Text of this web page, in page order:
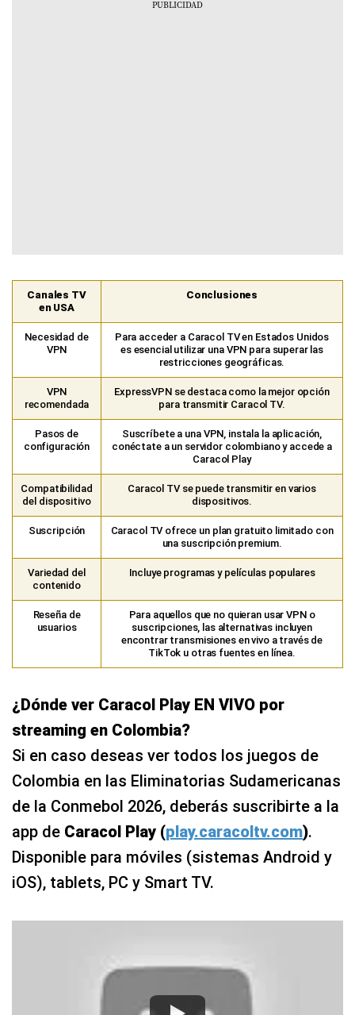
Canales TV
en USA
Conclusiones
Necesidad de
VPN
Para acceder a Caracol TV en Estados Unidos
es esencial utilizar una VPN para superar las
restricciones geográficas.
VPN
recomendada
ExpressVPN se destaca como la mejor opción
para transmitir Caracol TV.
Pasos de
configuración
Suscríbete a una VPN, instala la aplicación,
conéctate a un servidor colombiano y accede a
Caracol Play
Compatibilidad
del dispositivo
Caracol TV se puede transmitir en varios
dispositivos.
Suscripción
Caracol TV ofrece un plan gratuito limitado con
una suscripción premium.
Variedad del
contenido
Incluye programas y películas populares
Reseña de
usuarios
Para aquellos que no quieran usar VPN o
suscripciones, las alternativas incluyen
encontrar transmisiones en vivo a través de
TikTok u otras fuentes en línea.
¿Dónde ver Caracol Play EN VIVO por
streaming en Colombia?
Si en caso deseas ver todos los juegos de
Colombia en las Eliminatorias Sudamericanas
de la Conmebol 2026, deberás suscribirte a la
app de Caracol Play (play.caracoltv.com).
Disponible para móviles (sistemas Android y
iOS), tablets, PC y Smart TV.